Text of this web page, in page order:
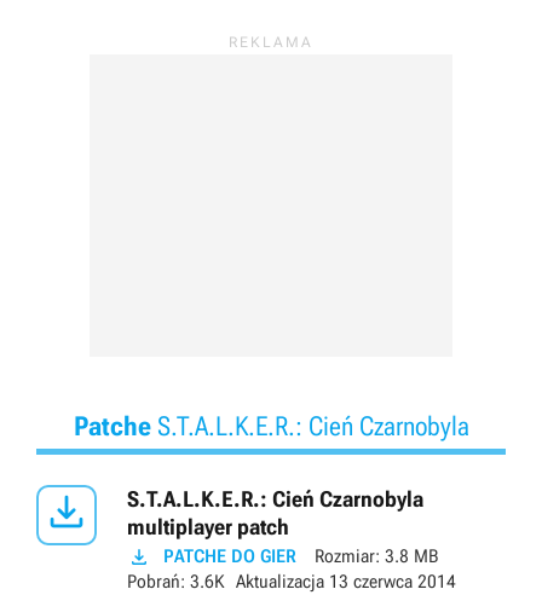
PatcheS.T.A.L.K.E.R.: Cień Czarnobyla

S.T.A.L.K.E.R.: Cień Czarnobyla
multiplayer patch
 PATCHE DO GIER Rozmiar: 3.8 MB
Pobrań: 3.6K Aktualizacja 13 czerwca 2014